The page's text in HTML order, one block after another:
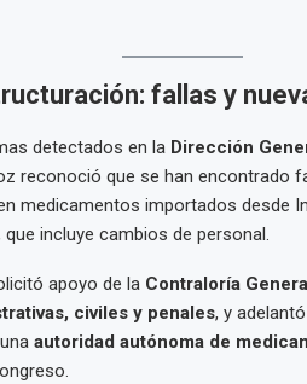
fallas y
detectados en la Dirección
reconoció que se han encontrado
medicamentos importados desde
que incluye cambios de personal.
apoyo de la Contraloría
civiles y penales, y
autoridad autónoma de